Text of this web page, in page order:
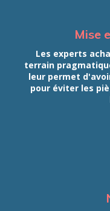
Mise
Les experts
terrain
leur permet
pour éviter les